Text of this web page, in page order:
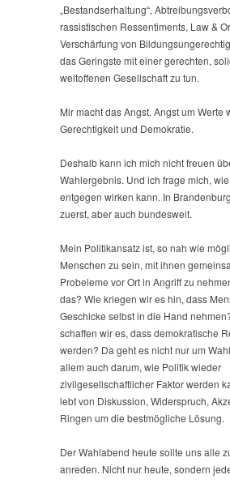
„Bestandserhaltung“,
rassistischen Ressentiments, Law &
Verschärfung von
das Geringste mit einer gerechten,
weltoffenen Gesellschaft zu tun.
Mir macht das Angst. Angst um Werte
Gerechtigkeit und Demokratie.
Deshalb kann ich mich nicht freuen
Wahlergebnis. Und ich frage mich,
entgegen wirken kann. In
zuerst, aber auch bundesweit.
Mein Politikansatz ist, so nah wie
Menschen zu sein, mit ihnen
Probeleme vor Ort in Angriff zu
das? Wie kriegen wir es hin, dass
Geschicke selbst in die Hand
schaffen wir es, dass demokratische
werden? Da geht es nicht nur um
allem auch darum, wie Politik wieder
zivilgesellschaftlicher Faktor werden
lebt von Diskussion, Widerspruch,
Ringen um die bestmögliche Lösung.
Der Wahlabend heute sollte uns alle
anreden. Nicht nur heute, sondern